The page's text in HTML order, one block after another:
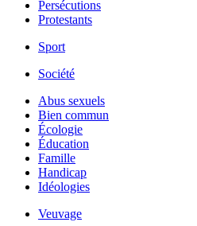
Persécutions
Protestants
Sport
Société
Abus sexuels
Bien commun
Écologie
Éducation
Famille
Handicap
Idéologies
Veuvage